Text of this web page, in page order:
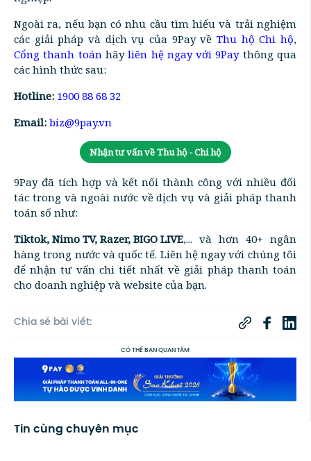
Ngoài ra, nếu bạn có nhu cầu tìm hiểu và trải nghiệm
các giải pháp và dịch vụ của 9Pay về Thu hộ Chi hộ,
Cổng thanh toánhãyliên hệ ngay với 9Paythông qua
các hình thức sau:
Hotline: 1900 88 68 32
Email: biz@9pay.vn
Nhận tư vấn về Thu hộ - Chi hộ
9Pay đã tích hợp và kết nối thành công với nhiều đối
tác trong và ngoài nước về dịch vụ và giải pháp thanh
toán số như:
Tiktok, Nimo TV, Razer, BIGO LIVE,... và hơn 40+ ngân
hàng trong nước và quốc tế. Liên hệ ngay với chúng tôi
để nhận tư vấn chi tiết nhất về giải pháp thanh toán
cho doanh nghiệp và website của bạn.
Chia sẻ bài viết:
CÓ THỂ BẠN QUAN TÂM
Tin cùng chuyên mục